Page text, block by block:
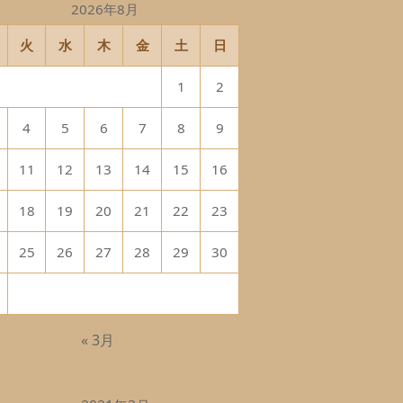
2026年8月
火 水 木 金 土 日
1 2
4 5 6 7 8 9
11 12 13 14 15 16
18 19 20 21 22 23
25 26 27 28 29 30
« 3月